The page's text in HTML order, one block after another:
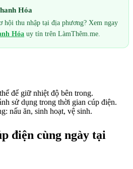
Hóa
hội thu nhập tại địa phương? Xem ngay
Hóa uy tín trên LàmThêm.me.
để giữ nhiệt độ bên trong.
sử dụng trong thời gian cúp điện.
nấu ăn, sinh hoạt, vệ sinh.
điện cùng ngày tại